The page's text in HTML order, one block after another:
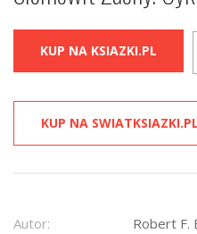
KUP NA KSIAZKI.PL
KUP NA SWIATKSIAZKI.PL
Autor: Robert F.